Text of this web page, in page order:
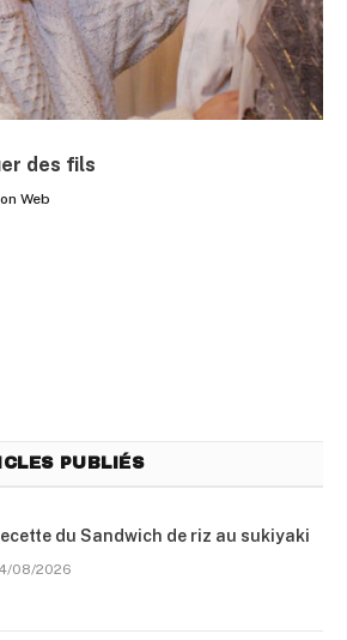
des fils
Web
PUBLIÉS
du Sandwich de riz au sukiyaki
08/2026